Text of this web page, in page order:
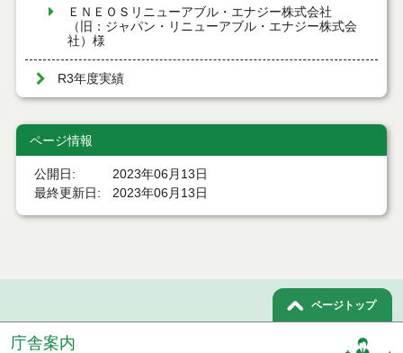
ＥＮＥＯＳリニューアブル・エナジー株式会社
（旧：ジャパン・リニューアブル・エナジー株式会
社）様
R3年度実績
ページ情報
公開日
2023年06月13日
最終更新日
2023年06月13日
ページトップ
庁舎案内